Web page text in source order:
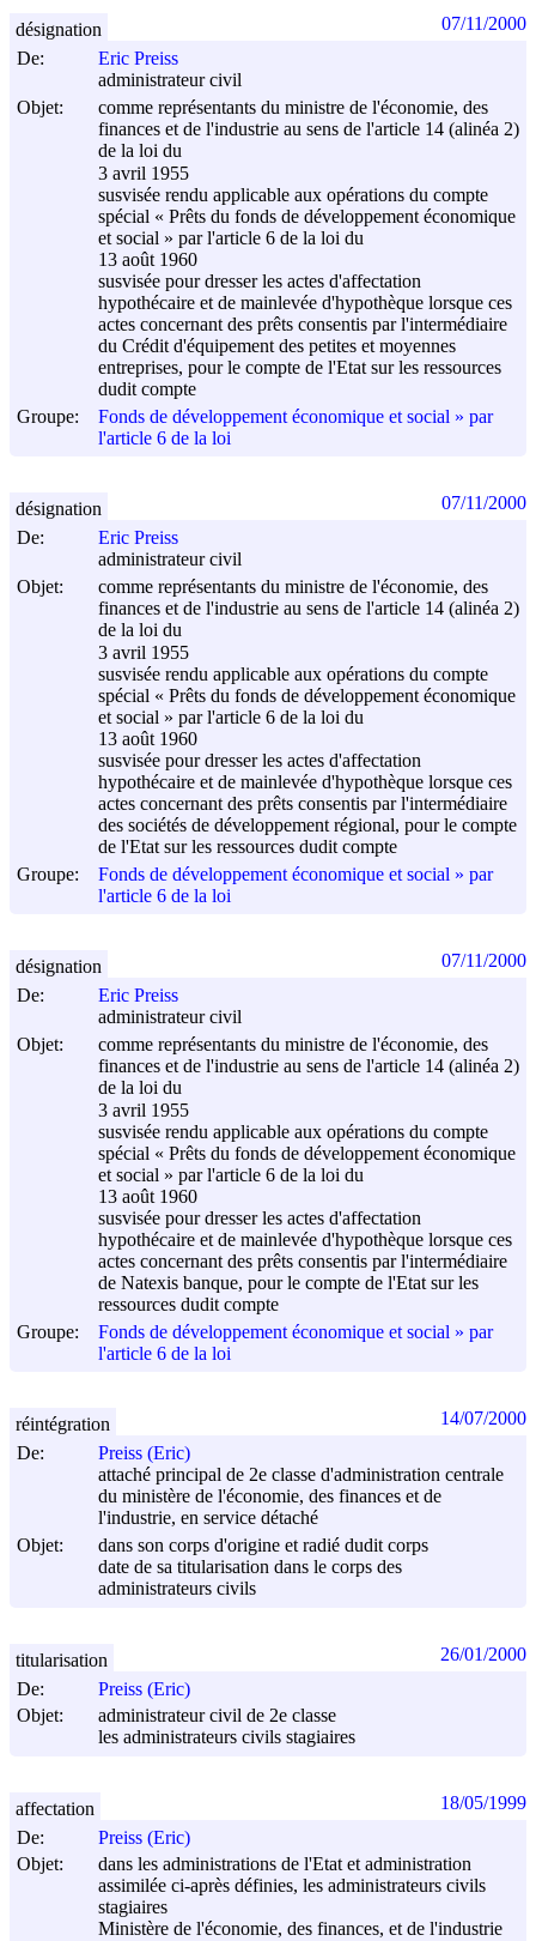
De:
Eric Preiss
administrateur civil
Objet:
comme représentants du ministre de l'économie, des
finances et de l'industrie au sens de l'article 14 (alinéa 2)
de la loi du
3 avril 1955
susvisée rendu applicable aux opérations du compte
spécial « Prêts du fonds de développement économique
et social » par l'article 6 de la loi du
13 août 1960
susvisée pour dresser les actes d'affectation
hypothécaire et de mainlevée d'hypothèque lorsque ces
actes concernant des prêts consentis par l'intermédiaire
du Crédit d'équipement des petites et moyennes
entreprises, pour le compte de l'Etat sur les ressources
dudit compte
Groupe:
Fonds de développement économique et social » par
l'article 6 de la loi
désignation 07/11/2000
De:
Eric Preiss
administrateur civil
Objet:
comme représentants du ministre de l'économie, des
finances et de l'industrie au sens de l'article 14 (alinéa 2)
de la loi du
3 avril 1955
susvisée rendu applicable aux opérations du compte
spécial « Prêts du fonds de développement économique
et social » par l'article 6 de la loi du
13 août 1960
susvisée pour dresser les actes d'affectation
hypothécaire et de mainlevée d'hypothèque lorsque ces
actes concernant des prêts consentis par l'intermédiaire
des sociétés de développement régional, pour le compte
de l'Etat sur les ressources dudit compte
Groupe:
Fonds de développement économique et social » par
l'article 6 de la loi
désignation 07/11/2000
De:
Eric Preiss
administrateur civil
Objet:
comme représentants du ministre de l'économie, des
finances et de l'industrie au sens de l'article 14 (alinéa 2)
de la loi du
3 avril 1955
susvisée rendu applicable aux opérations du compte
spécial « Prêts du fonds de développement économique
et social » par l'article 6 de la loi du
13 août 1960
susvisée pour dresser les actes d'affectation
hypothécaire et de mainlevée d'hypothèque lorsque ces
actes concernant des prêts consentis par l'intermédiaire
de Natexis banque, pour le compte de l'Etat sur les
ressources dudit compte
Groupe:
Fonds de développement économique et social » par
l'article 6 de la loi
désignation 07/11/2000
De:
Preiss (Eric)
attaché principal de 2e classe d'administration centrale
du ministère de l'économie, des finances et de
l'industrie, en service détaché
Objet:
dans son corps d'origine et radié dudit corps
date de sa titularisation dans le corps des
administrateurs civils
réintégration 14/07/2000
De:
Preiss (Eric)
Objet:
administrateur civil de 2e classe
les administrateurs civils stagiaires
titularisation 26/01/2000
De:
Preiss (Eric)
Objet:
dans les administrations de l'Etat et administration
assimilée ci-après définies, les administrateurs civils
stagiaires
Ministère de l'économie, des finances, et de l'industrie
affectation 18/05/1999